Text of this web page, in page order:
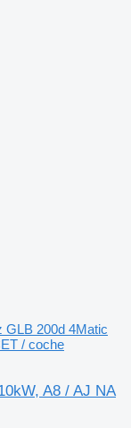
GLB 200d 4Matic
/ coche
A8 / AJ NA